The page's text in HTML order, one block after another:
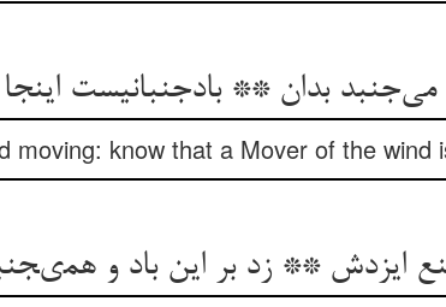
بدان ** بادجنبانیست اینجا
moving: know that a Mover of the wind
ايزدش ** زد بر اين باد و